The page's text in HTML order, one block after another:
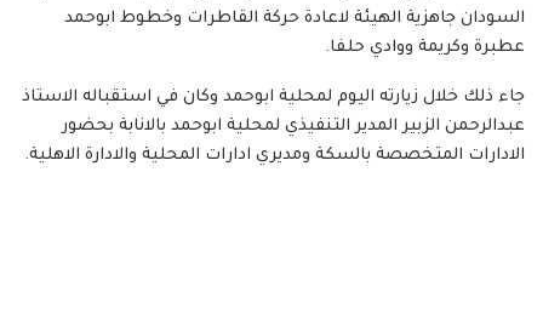
السودان جاهزية الهيئة لاعادة حركة القاطرات وخطوط ابوحمد
عطبرة وكريمة ووادي حلفا.
جاء ذلك خلال زيارته اليوم لمحلية ابوحمد وكان في استقباله الاستاذ
عبدالرحمن الزبير المدير التنفيذي لمحلية ابوحمد بالانابة بحضور
الادارات المتخصصة بالسكة ومديري ادارات المحلية والادارة الاهلية.